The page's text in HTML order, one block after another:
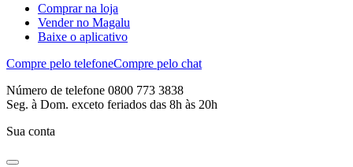
Comprar na loja
Vender no Magalu
Baixe o aplicativo
Compre pelo telefoneCompre pelo chat
Número de telefone 0800 773 3838
Seg. à Dom. exceto feriados das 8h às 20h
Sua conta